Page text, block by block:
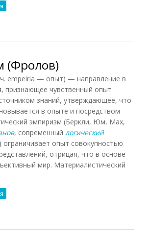
(Фролов)
empeiria — опыт) — направление в
признающее чувственный опыт
знаний, утверждающее, что
в опыте и посредством
эмпиризм (Беркли, Юм, Мах,
, современный логический
ограничивает опыт совокупностью
отрицая, что в основе
мир. Материалистический